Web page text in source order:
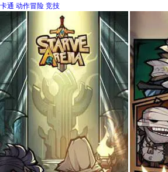
卡通 动作冒险 竞技